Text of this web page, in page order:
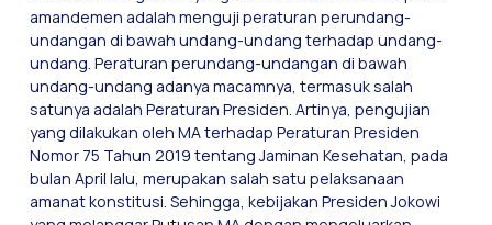
amandemen adalah menguji peraturan perundang-
undangan di bawah undang-undang terhadap undang-
undang. Peraturan perundang-undangan di bawah
undang-undang adanya macamnya, termasuk salah
satunya adalah Peraturan Presiden. Artinya, pengujian
yang dilakukan oleh MA terhadap Peraturan Presiden
Nomor 75 Tahun 2019 tentang Jaminan Kesehatan, pada
bulan April lalu, merupakan salah satu pelaksanaan
amanat konstitusi. Sehingga, kebijakan Presiden Jokowi